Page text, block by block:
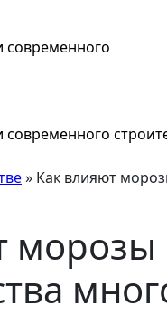
современного
» Как влияют
морозы